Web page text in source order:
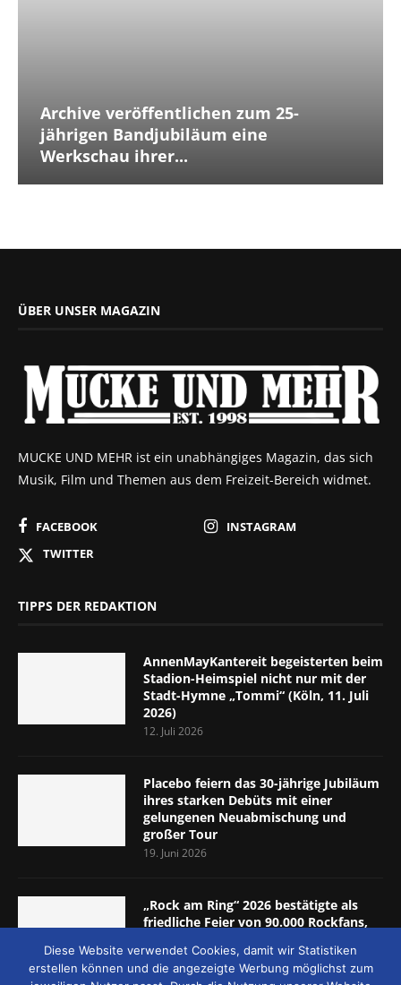
Archive veröffentlichen zum 25-
jährigen Bandjubiläum eine
Werkschau ihrer...
ÜBER UNSER MAGAZIN
MUCKE UND MEHR ist ein unabhängiges Magazin, das sich
Musik, Film und Themen aus dem Freizeit-Bereich widmet.
FACEBOOK
INSTAGRAM
TWITTER
TIPPS DER REDAKTION
AnnenMayKantereit begeisterten beim
Stadion-Heimspiel nicht nur mit der
Stadt-Hymne „Tommi“ (Köln, 11. Juli
2026)
12. Juli 2026
Placebo feiern das 30-jährige Jubiläum
ihres starken Debüts mit einer
gelungenen Neuabmischung und
großer Tour
19. Juni 2026
„Rock am Ring“ 2026 bestätigte als
friedliche Feier von 90.000 Rockfans,
5.-7. Juni 2026)
8. Juni 2026
Diese Website verwendet Cookies, damit wir Statistiken
erstellen können und die angezeigte Werbung möglichst zum